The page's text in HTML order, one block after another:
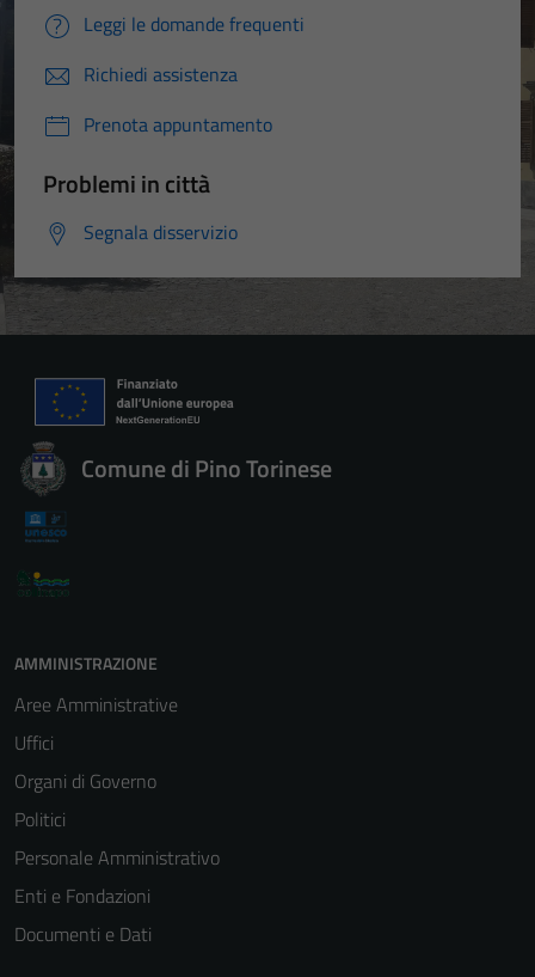
Leggi le domande frequenti
Richiedi assistenza
Prenota appuntamento
Problemi in città
Segnala disservizio
Comune di Pino Torinese
AMMINISTRAZIONE
Aree Amministrative
Uffici
Organi di Governo
Politici
Personale Amministrativo
Enti e Fondazioni
Documenti e Dati